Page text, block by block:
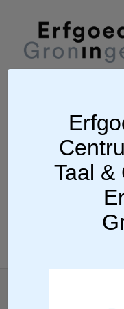
Ga terug
Klooster
Taal &